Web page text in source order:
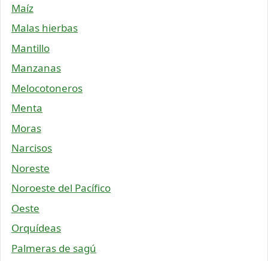
Maíz
Malas hierbas
Mantillo
Manzanas
Melocotoneros
Menta
Moras
Narcisos
Noreste
Noroeste del Pacífico
Oeste
Orquídeas
Palmeras de sagú